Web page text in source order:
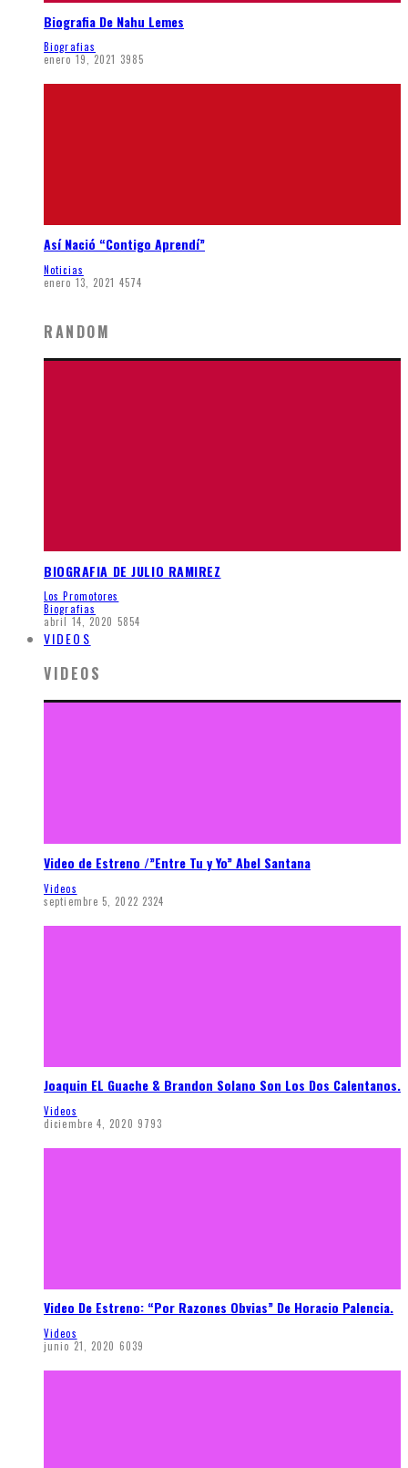
Biografia De Nahu Lemes
Biografias
enero 19, 2021 3985
Así Nació “Contigo Aprendí”
Noticias
enero 13, 2021 4574
RANDOM
BIOGRAFIA DE JULIO RAMIREZ
Los Promotores
Biografias
abril 14, 2020 5854
VIDEOS
VIDEOS
Video de Estreno /”Entre Tu y Yo” Abel Santana
Videos
septiembre 5, 2022 2324
Joaquin EL Guache & Brandon Solano Son Los Dos Calentanos.
Videos
diciembre 4, 2020 9793
Video De Estreno: “Por Razones Obvias” De Horacio Palencia.
Videos
junio 21, 2020 6039